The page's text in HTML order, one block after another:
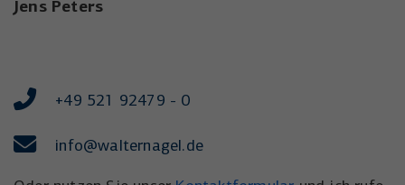
Jens Peters
+49 521 92479 - 0
info@walternagel.de